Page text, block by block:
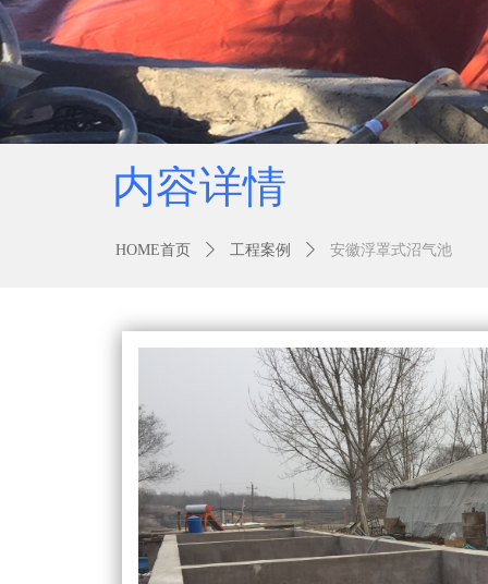
内容详情
HOME首页 ꄲ 工程案例 ꄲ 安徽浮罩式沼气池